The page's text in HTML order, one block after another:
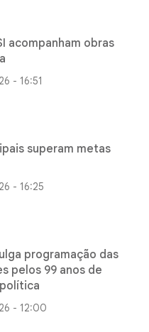
acompanham obras
- 16:51
superam metas
- 16:25
programação das
pelos 99 anos de
- 12:00